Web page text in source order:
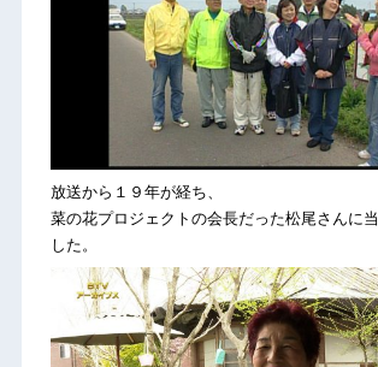
放送から１９年が経ち、
菜の花プロジェクトの会長だった松尾さんに
した。